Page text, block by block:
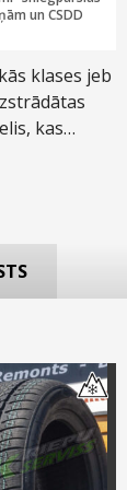
un CSDD
klases jeb
kas